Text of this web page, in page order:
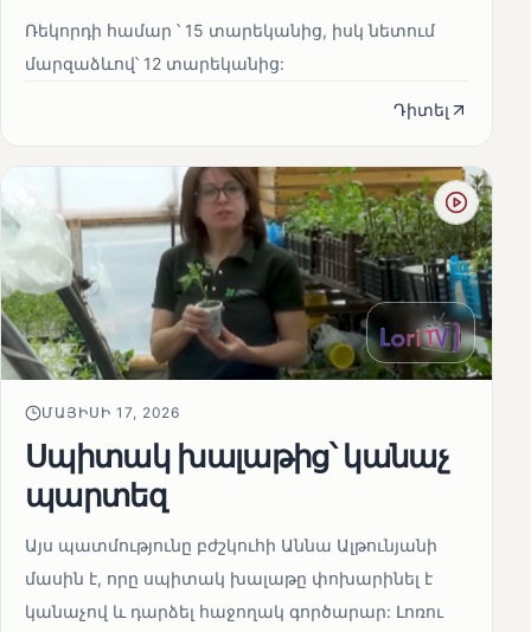
Ռեկորդի համար ՝ 15 տարեկանից, իսկ նետում
մարզաձևով՝ 12 տարեկանից:
Դիտել
ՄԱՅԻՍԻ 17, 2026
Սպիտակ խալաթից՝ կանաչ
պարտեզ
Այս պատմությունը բժշկուհի Աննա Ալթունյանի
մասին է, որը սպիտակ խալաթը փոխարինել է
կանաչով և դարձել հաջողակ գործարար: Լոռու